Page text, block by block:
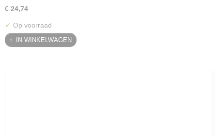
€ 24,74
✓ Op voorraad
IN WINKELWAGEN